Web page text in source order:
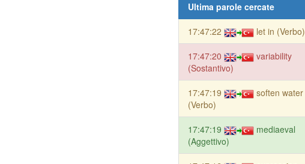
Ultima parole cercate
17:47:22 let in (Verbo)
17:47:20
variability
(Sostantivo)
17:47:19
soften water
(Verbo)
17:47:19
mediaeval
(Aggettivo)